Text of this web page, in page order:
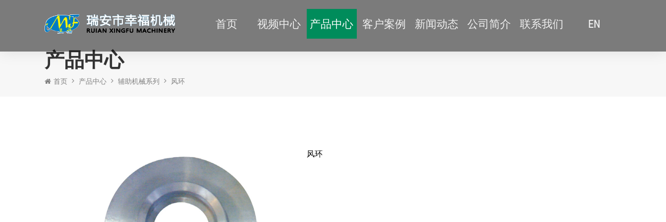
首页 视频中心 产品中心 客户案例 新闻动态 公司简介 联系我们 EN
产品中心
首页 产品中心 辅助机械系列 风环
风环